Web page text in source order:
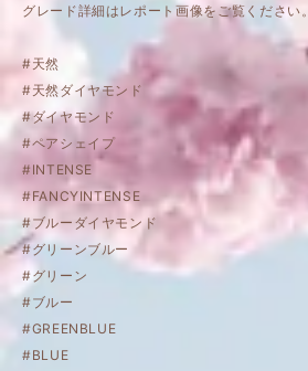
グレード詳細はレポート画像をご覧ください。
#天然
#天然ダイヤモンド
#ダイヤモンド
#ペアシェイプ
#INTENSE
#FANCYINTENSE
#ブルーダイヤモンド
#グリーンブルー
#グリーン
#ブルー
#GREENBLUE
#BLUE